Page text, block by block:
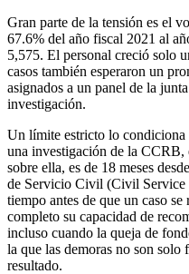
Gran parte de la tensión es el
67.6% del año fiscal 2021 al
5,575. El personal creció solo
casos también esperaron un
asignados a un panel de la
investigación.
Un límite estricto lo
una investigación de la CCRB,
sobre ella, es de 18 meses
de Servicio Civil (Civil Service
tiempo antes de que un caso
completo su capacidad de
incluso cuando la queja de
la que las demoras no son solo
resultado.